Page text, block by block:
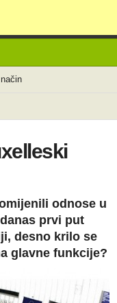
odnose u
prvi put
desno krilo se
glavne funkcije?